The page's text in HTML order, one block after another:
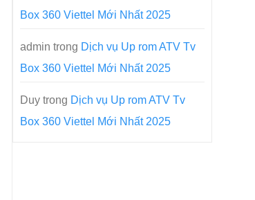
Box 360 Viettel Mới Nhất 2025
admin trong Dịch vụ Up rom ATV Tv
Box 360 Viettel Mới Nhất 2025
Duy trong Dịch vụ Up rom ATV Tv
Box 360 Viettel Mới Nhất 2025